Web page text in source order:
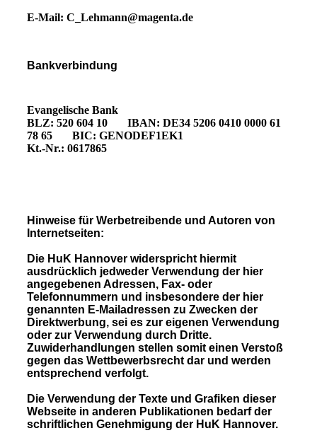
E-Mail: C_Lehmann@magenta.de
Bankverbindung
Evangelische Bank
BLZ: 520 604 10 IBAN: DE34 5206 0410 0000 61
78 65 BIC: GENODEF1EK1
Kt.-Nr.: 0617865
Hinweise für Werbetreibende und Autoren von
Internetseiten:
Die HuK Hannover widerspricht hiermit
ausdrücklich jedweder Verwendung der hier
angegebenen Adressen, Fax- oder
Telefonnummern und insbesondere der hier
genannten E-Mailadressen zu Zwecken der
Direktwerbung, sei es zur eigenen Verwendung
oder zur Verwendung durch Dritte.
Zuwiderhandlungen stellen somit einen Verstoß
gegen das Wettbewerbsrecht dar und werden
entsprechend verfolgt.
Die Verwendung der Texte und Grafiken dieser
Webseite in anderen Publikationen bedarf der
schriftlichen Genehmigung der HuK Hannover.